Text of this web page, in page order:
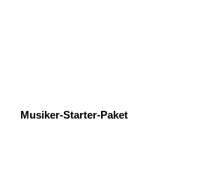
Musiker-Starter-Paket